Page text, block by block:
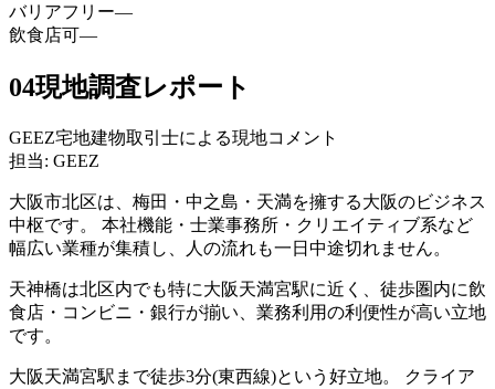
バリアフリー—
飲食店可—
04現地調査レポート
GEEZ宅地建物取引士による現地コメント
担当: GEEZ
大阪市北区は、梅田・中之島・天満を擁する大阪のビジネス
中枢です。 本社機能・士業事務所・クリエイティブ系など
幅広い業種が集積し、人の流れも一日中途切れません。
天神橋は北区内でも特に大阪天満宮駅に近く、徒歩圏内に飲
食店・コンビニ・銀行が揃い、業務利用の利便性が高い立地
です。
大阪天満宮駅まで徒歩3分(東西線)という好立地。 クライア